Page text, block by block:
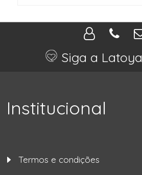
Siga a Latoya
Institucional
Termos e condições